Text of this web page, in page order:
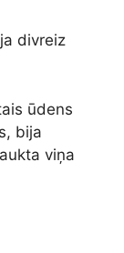
divreiz
ūdens
bija
viņa